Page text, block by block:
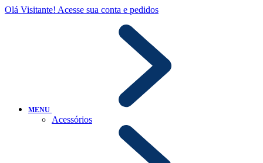
Olá Visitante! Acesse sua conta e pedidos
MENU
Acessórios